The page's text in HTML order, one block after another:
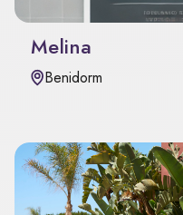
Melina
Benidorm